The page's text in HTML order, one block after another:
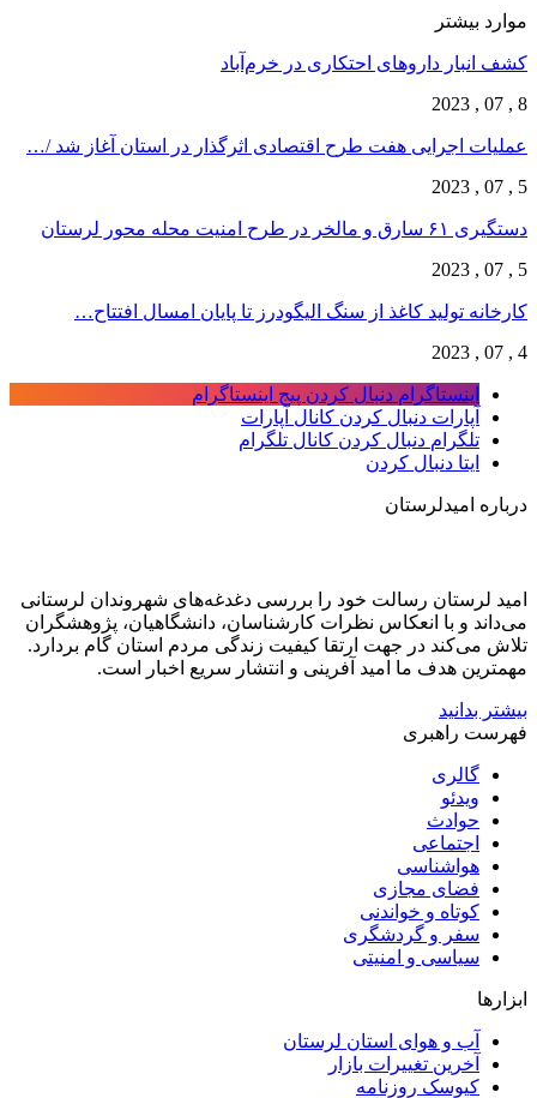
موارد بیشتر
کشف انبار داروهای احتکاری در خرم‌آباد
8 , 07 , 2023
عملیات اجرایی هفت طرح اقتصادی اثرگذار در استان آغاز شد /…
5 , 07 , 2023
دستگیری ۶۱ سارق و مالخر در طرح امنیت محله محور لرستان
5 , 07 , 2023
کارخانه تولید کاغذ از سنگ الیگودرز تا پایان امسال افتتاح…
4 , 07 , 2023
اینستاگرام دنبال کردن پیج اینستاگرام
آپارات دنبال کردن کانال آپارات
تلگرام دنبال کردن کانال تلگرام
ایتا دنبال کردن
درباره امیدلرستان
امید لرستان رسالت خود را بررسی دغدغه‌های شهروندان لرستانی
می‌داند و با انعکاس نظرات کارشناسان، دانشگاهیان، پژوهشگران
تلاش می‌کند در جهت ارتقا کیفیت زندگی مردم استان گام بردارد.
مهمترین هدف ما امید آفرینی و انتشار سریع اخبار است.
بیشتر بدانید
فهرست راهبری
گالری
ویدئو
حوادث
اجتماعی
هواشناسی
فضای مجازی
کوتاه و خواندنی
سفر و گردشگری
سیاسی و امنیتی
ابزارها
آب و هوای استان لرستان
آخرین تغییرات بازار
کیوسک روزنامه